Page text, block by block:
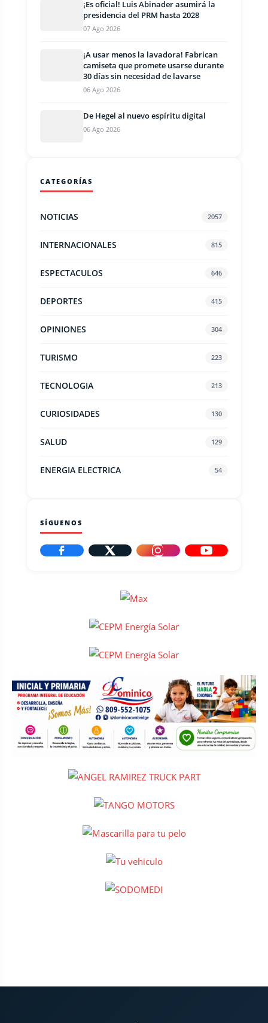
¡Es oficial! Luis Abinader asumirá la
presidencia del PRM hasta 2028
07 Ago 2026
¡A usar menos la lavadora! Fabrican
camiseta que promete usarse durante
30 días sin necesidad de lavarse
06 Ago 2026
De Hegel al nuevo espíritu digital
06 Ago 2026
CATEGORÍAS
NOTICIAS 2057
INTERNACIONALES 815
ESPECTACULOS 646
DEPORTES 415
OPINIONES 304
TURISMO 223
TECNOLOGIA 213
CURIOSIDADES 130
SALUD 129
ENERGIA ELECTRICA 54
SÍGUENOS